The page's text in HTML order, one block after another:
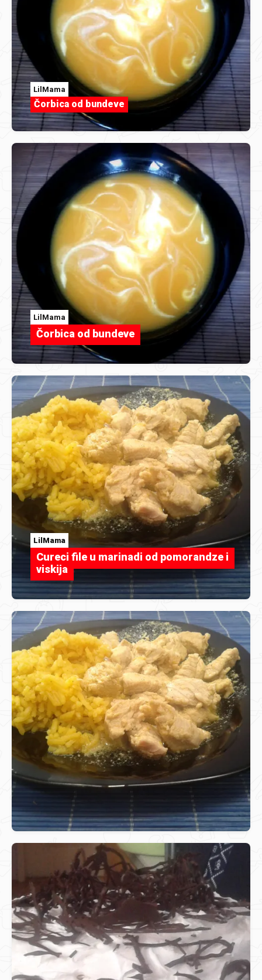
LilMama
Čorbica od bundeve
LilMama
Čorbica od bundeve
LilMama
Cureci file u marinadi od pomorandze i
viskija